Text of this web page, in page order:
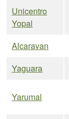
Unicentro
Yopal
Alcaravan
Yaguara
Yarumal